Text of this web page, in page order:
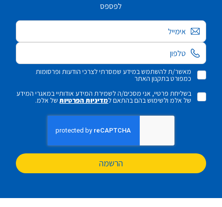
לפספס
אימייל
מאשר/ת להשתמש במידע שמסרתי לצרכי הודעות ופרסומות
כמפורט בתקנון האתר
בשליחת פרטיי, אני מסכים/ה לשמירת המידע אודותיי במאגרי המידע
של אלמ ולשימוש בהם בהתאם למדיניות הפרטיותשל אלמ.
הרשמה